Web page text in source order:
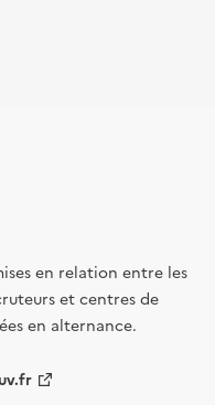
en relation entre les
et centres de
en alternance.